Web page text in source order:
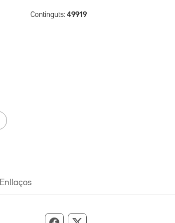
Continguts: 49919
Enllaços